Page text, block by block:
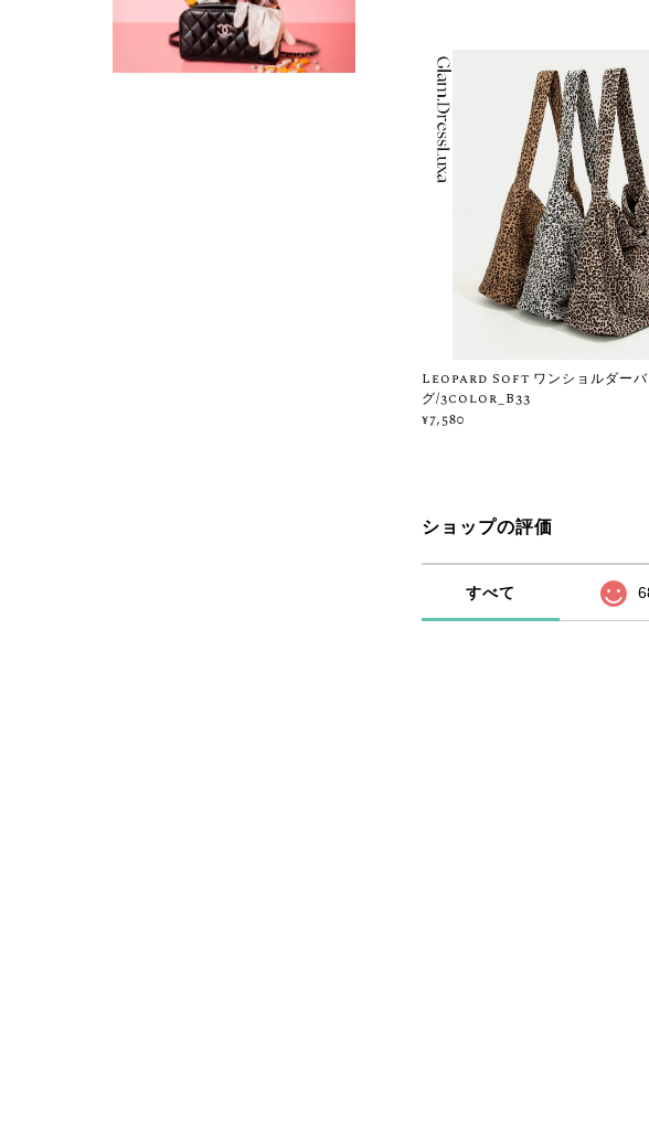
Leopard Soft ワンショルダーバ
グ/3color_B33
¥7,580
ショップの評価
すべて